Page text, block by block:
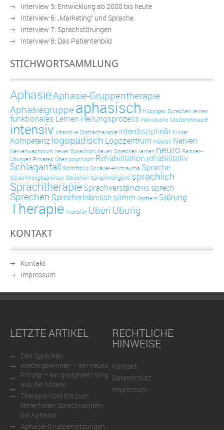
Interview 5: Entwicklung ab 2000 bis heute
Interview 6: „Marketing“ und Sprache
Interview 7: Sprachstörungen
Interview 8: Das Patientenbild
STICHWORTSAMMLUNG
AphasieAphasie-Gruppentherapie
Aphasiegruppeaphasisch flüssiges Sprechen lernen
funktionales Lernen Heilungsprozess individuelle Stottertherapie
intensiv Intensive Stottertherapie interdisziplinär Kinder
Kompetenzlogopädisch Logozentrum Medien Nerven
Nervenwachstum neuer Sprechstil neues Sprechen lernen neuro Partner-
Übungen Privates Üben psychisch Rehabilitation rehabilitativ
Schlaganfall Schriftbild Schädel-Hirntrauma Sprache
Sprachklangbasiertes Sprechen Sprachklangbild sprachlich
SprachtherapieSprachverständnissprech
Sprechen Sprecherlebnissestimm Stottern Störung
Therapie Transfer ÜbenÜbung
KONTAKT
Kontakt
Impressum
LETZTE ARTIKEL
Das Sprechen
wiedergewinnen – ein neues
Prinzip – ein geeigneter Weg
aus der Misere
Therapie-Schritte zum
fehlerfreien Sprechhandeln
bei Aphasie
Aphasie-Gruppensitzungen
RECHTLICHE
HINWEISE
Kontakt
Datenschutz
Impressum